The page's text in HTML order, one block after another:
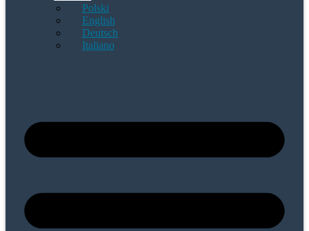
Polski
English
Deutsch
Italiano